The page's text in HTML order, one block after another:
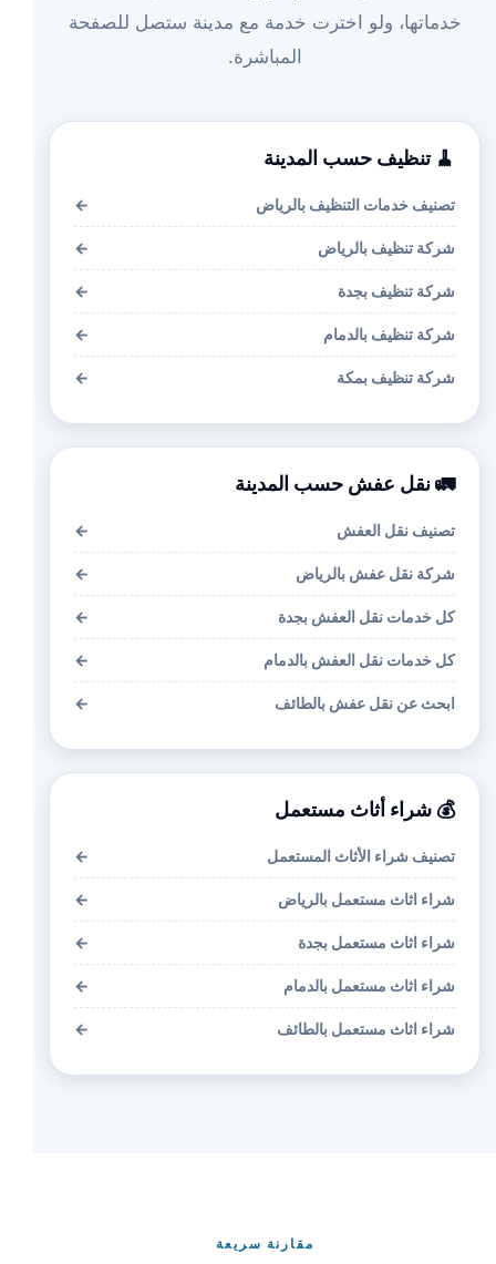
خدماتها، ولو اخترت خدمة مع مدينة ستصل للصفحة
المباشرة.
🧹 تنظيف حسب المدينة
تصنيف خدمات التنظيف بالرياض ←
شركة تنظيف بالرياض ←
شركة تنظيف بجدة ←
شركة تنظيف بالدمام ←
شركة تنظيف بمكة ←
🚛 نقل عفش حسب المدينة
تصنيف نقل العفش ←
شركة نقل عفش بالرياض ←
كل خدمات نقل العفش بجدة ←
كل خدمات نقل العفش بالدمام ←
ابحث عن نقل عفش بالطائف ←
💰 شراء أثاث مستعمل
تصنيف شراء الأثاث المستعمل ←
شراء اثاث مستعمل بالرياض ←
شراء اثاث مستعمل بجدة ←
شراء اثاث مستعمل بالدمام ←
شراء اثاث مستعمل بالطائف ←
مقارنة سريعة